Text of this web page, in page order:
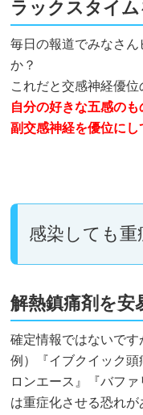
ラックスタイム
毎日の報道でみなさ
か？
これだと交感神経優位
自分の好きな五感の
副交感神経を優位にし
感染しても重
解熱鎮痛剤を安
確定情報ではないです
例）『イブクイック
ロンエース』『バフ
は重症化させる恐れが